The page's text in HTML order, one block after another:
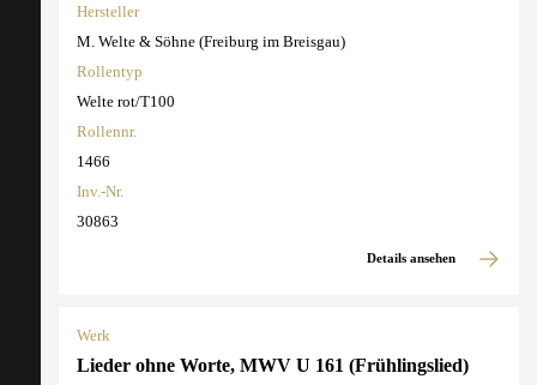
Hersteller
M. Welte & Söhne (Freiburg im Breisgau)
Rollentyp
Welte rot/T100
Rollennr.
1466
Inv.-Nr.
30863
Details ansehen
Werk
Lieder ohne Worte, MWV U 161 (Frühlingslied)